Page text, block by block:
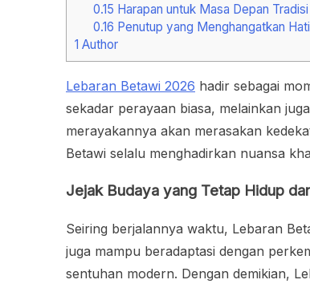
0.15 Harapan untuk Masa Depan Tradisi
0.16 Penutup yang Menghangatkan Hati
1 Author
Lebaran Betawi 2026 hadir sebagai
sekadar perayaan biasa, melainkan
merayakannya akan merasakan
Betawi selalu menghadirkan nuansa
Jejak Budaya yang Tetap Hidup
Seiring berjalannya waktu, Lebaran
juga mampu beradaptasi dengan
sentuhan modern. Dengan demikian,